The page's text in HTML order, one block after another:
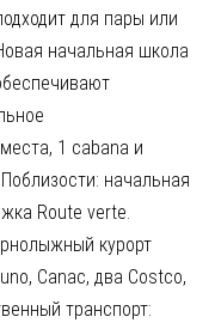
для пары или
начальная школа
1 cabana и
начальная
Route verte.
курорт
Canac, два Costco,
транспорт: